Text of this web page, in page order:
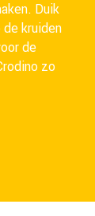
Duik
kruiden
de
zo